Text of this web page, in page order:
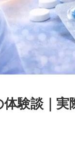
験談｜